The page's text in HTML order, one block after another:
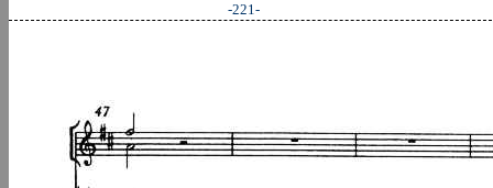
-221-